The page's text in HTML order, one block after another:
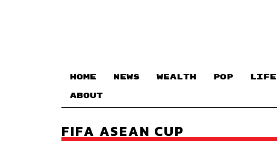
HOME NEWS WEALTH POP LIFE
ABOUT
FIFA ASEAN CUP